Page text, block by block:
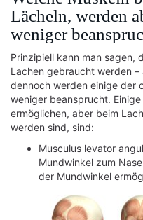
Lächeln, werden
weniger
Prinzipiell kann man sagen,
Lachen gebraucht werden
dennoch werden einige der
weniger beansprucht.
ermöglichen, aber beim
werden sind, sind:
Musculus levator
Mundwinkel zum
der Mundwinkel